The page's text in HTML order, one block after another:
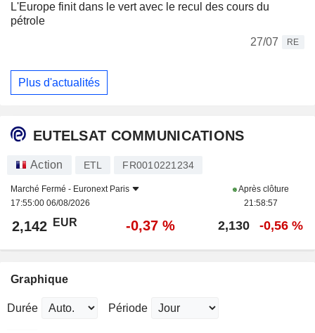
L'Europe finit dans le vert avec le recul des cours du
pétrole
27/07
RE
Plus d'actualités
EUTELSAT COMMUNICATIONS
Action ETL FR0010221234
Marché Fermé - Euronext Paris
17:55:00 06/08/2026
Après clôture
21:58:57
2,142 EUR -0,37 % 2,130 -0,56 %
Graphique
Durée Période